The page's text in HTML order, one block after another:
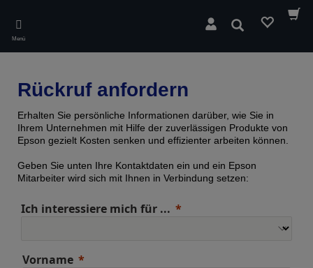
main
content
Menü
Suchen
Rückruf anfordern
Erhalten Sie persönliche Informationen darüber, wie Sie in
Ihrem Unternehmen mit Hilfe der zuverlässigen Produkte von
Epson gezielt Kosten senken und effizienter arbeiten können.
Geben Sie unten Ihre Kontaktdaten ein und ein Epson
Mitarbeiter wird sich mit Ihnen in Verbindung setzen:
Ich interessiere mich für ...
Vorname